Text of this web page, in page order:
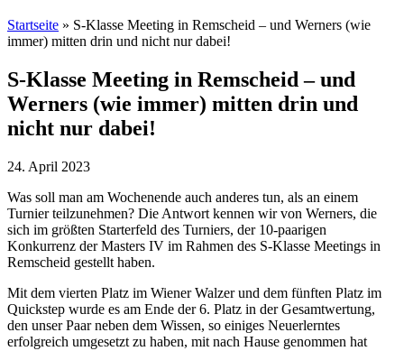
Startseite » S-Klasse Meeting in Remscheid – und Werners (wie
immer) mitten drin und nicht nur dabei!
S-Klasse Meeting in Remscheid – und
Werners (wie immer) mitten drin und
nicht nur dabei!
24. April 2023
Was soll man am Wochenende auch anderes tun, als an einem
Turnier teilzunehmen? Die Antwort kennen wir von Werners, die
sich im größten Starterfeld des Turniers, der 10-paarigen
Konkurrenz der Masters IV im Rahmen des S-Klasse Meetings in
Remscheid gestellt haben.
Mit dem vierten Platz im Wiener Walzer und dem fünften Platz im
Quickstep wurde es am Ende der 6. Platz in der Gesamtwertung,
den unser Paar neben dem Wissen, so einiges Neuerlerntes
erfolgreich umgesetzt zu haben, mit nach Hause genommen hat